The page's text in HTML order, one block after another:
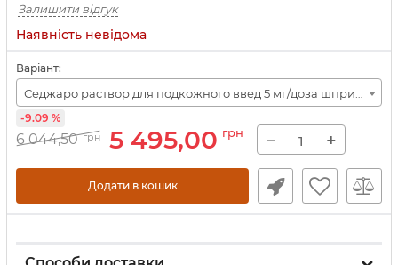
Залишити відгук
Наявність невідома
Варіант:
6 044,50 грн 5 495,00 грн
-9.09 %
− +
Додати в кошик